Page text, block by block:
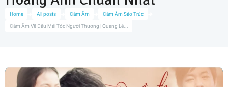
Home All posts Cảm Âm Cảm Âm Sáo Trúc
Cảm Âm Về Đâu Mái Tóc Người Thương | Quang Lê...